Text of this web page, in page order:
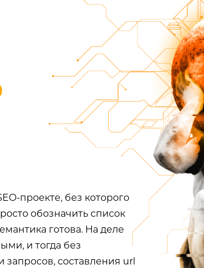
проекте, без которого
обозначить список
готова. На деле
и тогда без
составления url